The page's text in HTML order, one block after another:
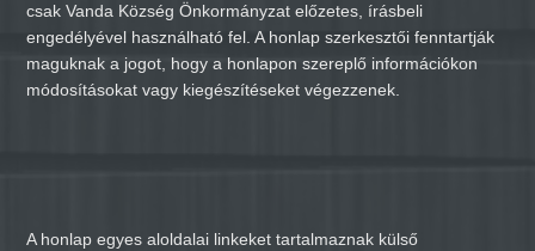
csak Vanda Község Önkormányzat előzetes, írásbeli
engedélyével használható fel. A honlap szerkesztői fenntartják
maguknak a jogot, hogy a honlapon szereplő információkon
módosításokat vagy kiegészítéseket végezzenek.
A honlap egyes aloldalai linkeket tartalmaznak külső